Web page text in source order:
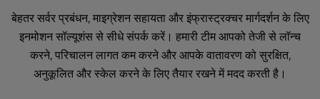
बेहतर सर्वर प्रबंधन, माइग्रेशन सहायता और इंफ्रास्ट्रक्चर मार्गदर्शन के लिए
इनमोशन सॉल्यूशंस से सीधे संपर्क करें। हमारी टीम आपको तेजी से लॉन्च
करने, परिचालन लागत कम करने और आपके वातावरण को सुरक्षित,
अनुकूलित और स्केल करने के लिए तैयार रखने में मदद करती है।